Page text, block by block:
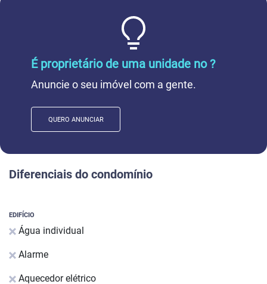
É proprietário de uma unidade no ?
Anuncie o seu imóvel com a gente.
QUERO ANUNCIAR
Diferenciais do condomínio
EDIFÍCIO
Água individual
Alarme
Aquecedor elétrico